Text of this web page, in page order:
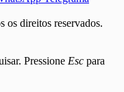
os direitos reservados.
Pressione Esc para